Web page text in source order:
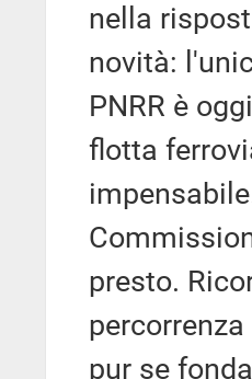
nella
novità:
PNRR è
flotta
presto.
pur se